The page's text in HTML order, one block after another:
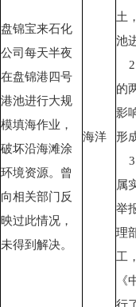
盘锦宝来石化
公司每天半夜
在盘锦港四号
港池进行大规
模填海作业，
破坏沿海滩涂
环境资源。曾
向相关部门反
映过此情况，
未得到解决。
海洋
土
池
2
的
影
形
3
属
举
理
工